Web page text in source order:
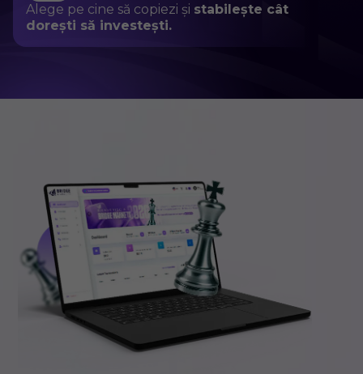
Alege pe cine să copiezi și stabilește cât
dorești să investești.